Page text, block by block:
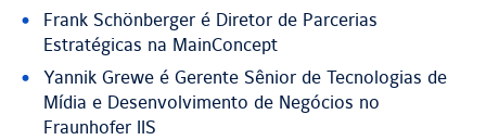
Frank Schönberger é Diretor de Parcerias
Estratégicas na MainConcept
Yannik Grewe é Gerente Sênior de Tecnologias de
Mídia e Desenvolvimento de Negócios no
Fraunhofer IIS